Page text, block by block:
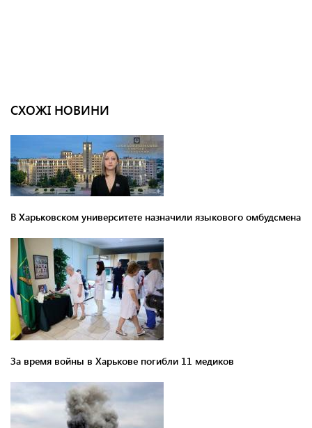
СХОЖІ НОВИНИ
В Харьковском университете назначили языкового омбудсмена
За время войны в Харькове погибли 11 медиков